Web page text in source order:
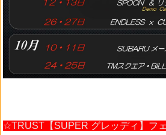
☆TRUST【SUPER グレッディ】フ